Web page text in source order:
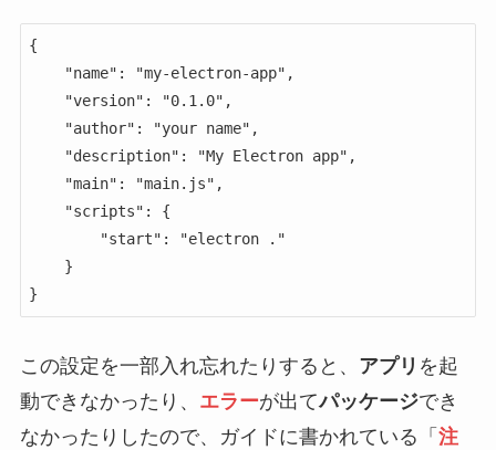
{
}
この設定を一部入れ忘れたりすると、 アプリ を起
動できなかったり、 エラーが出てパッケージでき
なかったりしたので、ガイドに書かれている「 注